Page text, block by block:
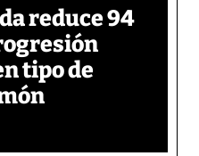
reduce 94
tipo de